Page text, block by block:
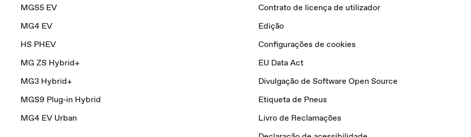
MGS5 EV
MG4 EV
HS PHEV
MG ZS Hybrid+
MG3 Hybrid+
MGS9 Plug-in Hybrid
MG4 EV Urban
Contrato de licença de utilizador
Edição
Configurações de cookies
EU Data Act
Divulgação de Software Open Source
Etiqueta de Pneus
Livro de Reclamações